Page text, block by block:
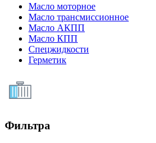
Масло моторное
Масло трансмиссионное
Масло АКПП
Масло КПП
Спецжидкости
Герметик
Фильтра